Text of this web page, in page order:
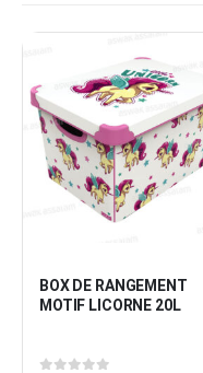
BOX DE RANGEMENT
MOTIF LICORNE 20L